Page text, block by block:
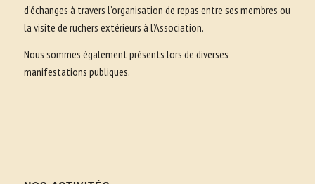
d’échanges à travers l’organisation de repas entre ses membres ou
la visite de ruchers extérieurs à l’Association.
Nous sommes également présents lors de diverses
manifestations publiques.